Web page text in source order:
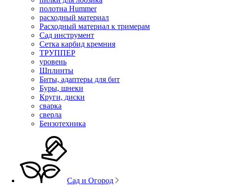
полотна Hummer
расходный материал
Расходный материал к тримерам
Сад инструмент
Сетка карбид кремния
ТРУППЕР
уровень
Шплинты
Биты, адаптеры для бит
Буры, шнеки
Круги, диски
сварка
сверла
Бензотехника
Сад и Огород